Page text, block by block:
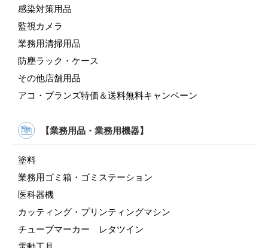
感染対策用品
監視カメラ
業務用清掃用品
防塵ラック・ケース
その他店舗用品
アコ・ブランズ特価＆送料無料キャンペーン
【業務用品・業務用機器】
塗料
業務用ゴミ箱・ゴミステーション
医科器機
カッティング・プリンティングマシン
チューブマーカー レタツイン